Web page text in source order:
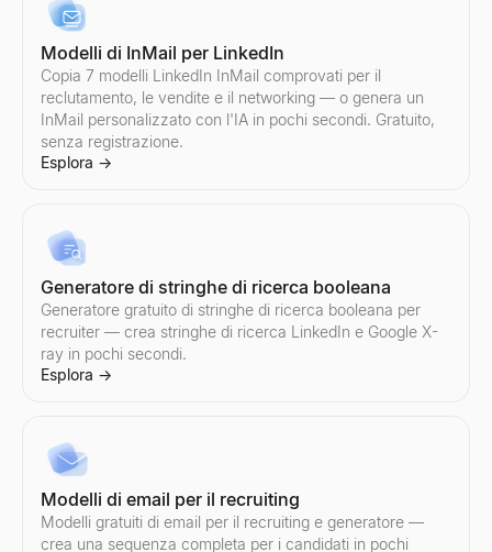
Modelli di InMail per LinkedIn
Copia 7 modelli LinkedIn InMail comprovati per il
reclutamento, le vendite e il networking — o genera un
InMail personalizzato con l'IA in pochi secondi. Gratuito,
senza registrazione.
Esplora →
Generatore di stringhe di ricerca booleana
Generatore gratuito di stringhe di ricerca booleana per
recruiter — crea stringhe di ricerca LinkedIn e Google X-
ray in pochi secondi.
Esplora →
Modelli di email per il recruiting
Modelli gratuiti di email per il recruiting e generatore —
crea una sequenza completa per i candidati in pochi